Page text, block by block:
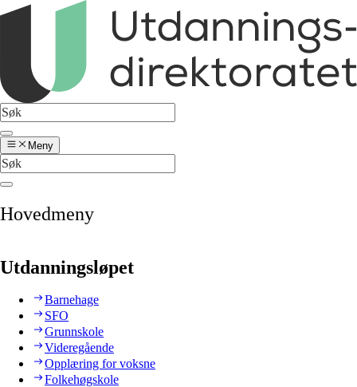
Meny
Hovedmeny
Utdanningsløpet
Barnehage
SFO
Grunnskole
Videregående
Opplæring for voksne
Folkehøgskole